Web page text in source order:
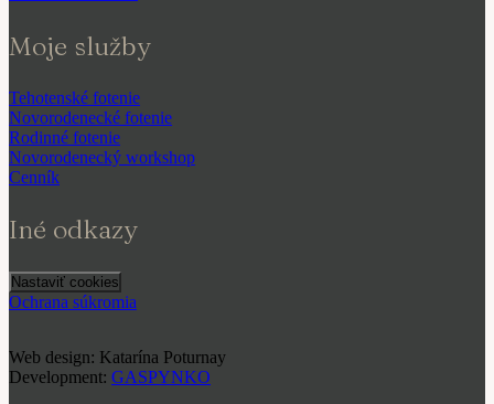
Moje služby
Tehotenské fotenie
Novorodenecké fotenie
Rodinné fotenie
Novorodenecký workshop
Cenník
Iné odkazy
Nastaviť cookies
Ochrana súkromia
Web design: Katarína Poturnay
Development: GASPYNKO